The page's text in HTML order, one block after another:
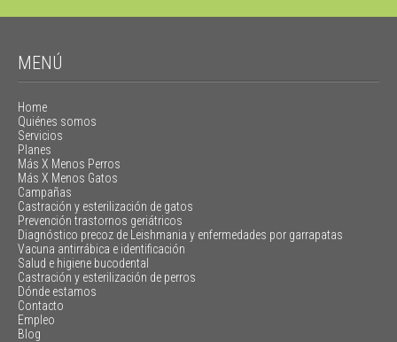
MENÚ
Home
Quiénes somos
Servicios
Planes
Más X Menos Perros
Más X Menos Gatos
Campañas
Castración y esterilización de gatos
Prevención trastornos geriátricos
Diagnóstico precoz de Leishmania y enfermedades por garrapatas
Vacuna antirrábica e identificación
Salud e higiene bucodental
Castración y esterilización de perros
Dónde estamos
Contacto
Empleo
Blog